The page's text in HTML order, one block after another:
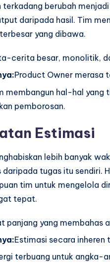
terkadang berubah
daripada hasil. Tim
yang dibawa.
cerita besar, monolitik,
Product Owner merasa
membangun hal-hal yang
pemborosan.
Estimasi
lebih banyak
tugas itu sendiri.
tim untuk mengelola
tepat.
panjang yang membahas
Estimasi secara inheren
terbuang untuk angka-